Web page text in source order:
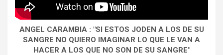
ANGEL CARAMBIA : "SI ESTOS JODEN A LOS DE SU
SANGRE NO QUIERO IMAGINAR LO QUE LE VAN A
HACER A LOS QUE NO SON DE SU SANGRE"